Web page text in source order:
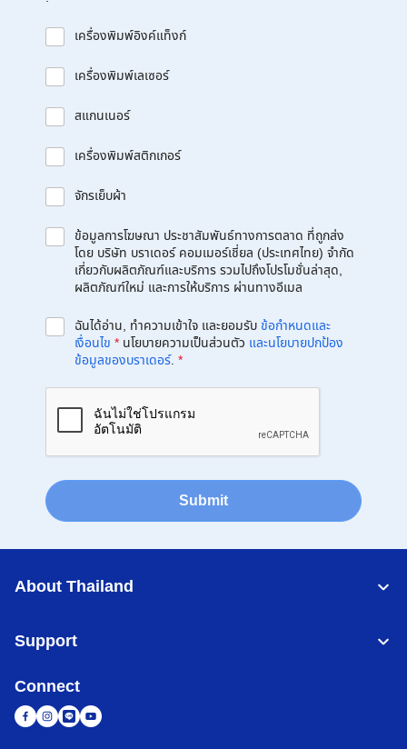
เครื่องพิมพ์อิงค์แท็งก์
เครื่องพิมพ์เลเซอร์
สแกนเนอร์
เครื่องพิมพ์สติกเกอร์
จักรเย็บผ้า
ข้อมูลการโฆษณา ประชาสัมพันธ์ทางการตลาด ที่ถูกส่ง
โดย บริษัท บราเดอร์ คอมเมอร์เชี่ยล (ประเทศไทย) จำกัด
เกี่ยวกับผลิตภัณฑ์และบริการ รวมไปถึงโปรโมชั่นล่าสุด,
ผลิตภัณฑ์ใหม่ และการให้บริการ ผ่านทางอีเมล
ฉันได้อ่าน, ทำความเข้าใจ และยอมรับข้อกำหนดและ
เงื่อนไข * นโยบายความเป็นส่วนตัว และนโยบายปกป้อง
ข้อมูลของบราเดอร์. *
Submit
About Thailand
Support
Connect